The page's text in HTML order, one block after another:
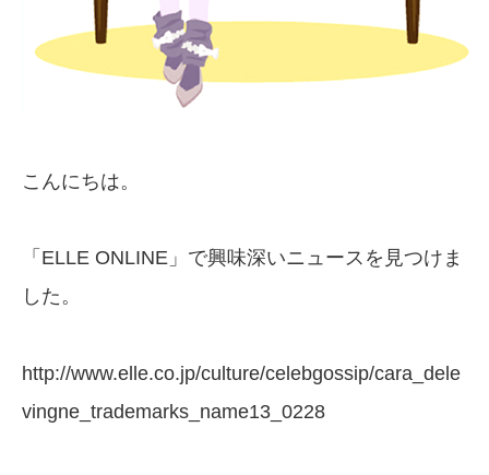
こんにちは。
「ELLE ONLINE」で興味深いニュースを見つけま
した。
http://www.elle.co.jp/culture/celebgossip/cara_dele
vingne_trademarks_name13_0228